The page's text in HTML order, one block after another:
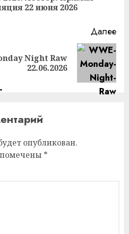
22 июня 2026
Далее
Night Raw
22.06.2026
опубликован.
*